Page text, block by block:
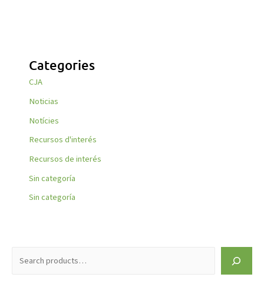
Categories
CJA
Noticias
Notícies
Recursos d'interés
Recursos de interés
Sin categoría
Sin categoría